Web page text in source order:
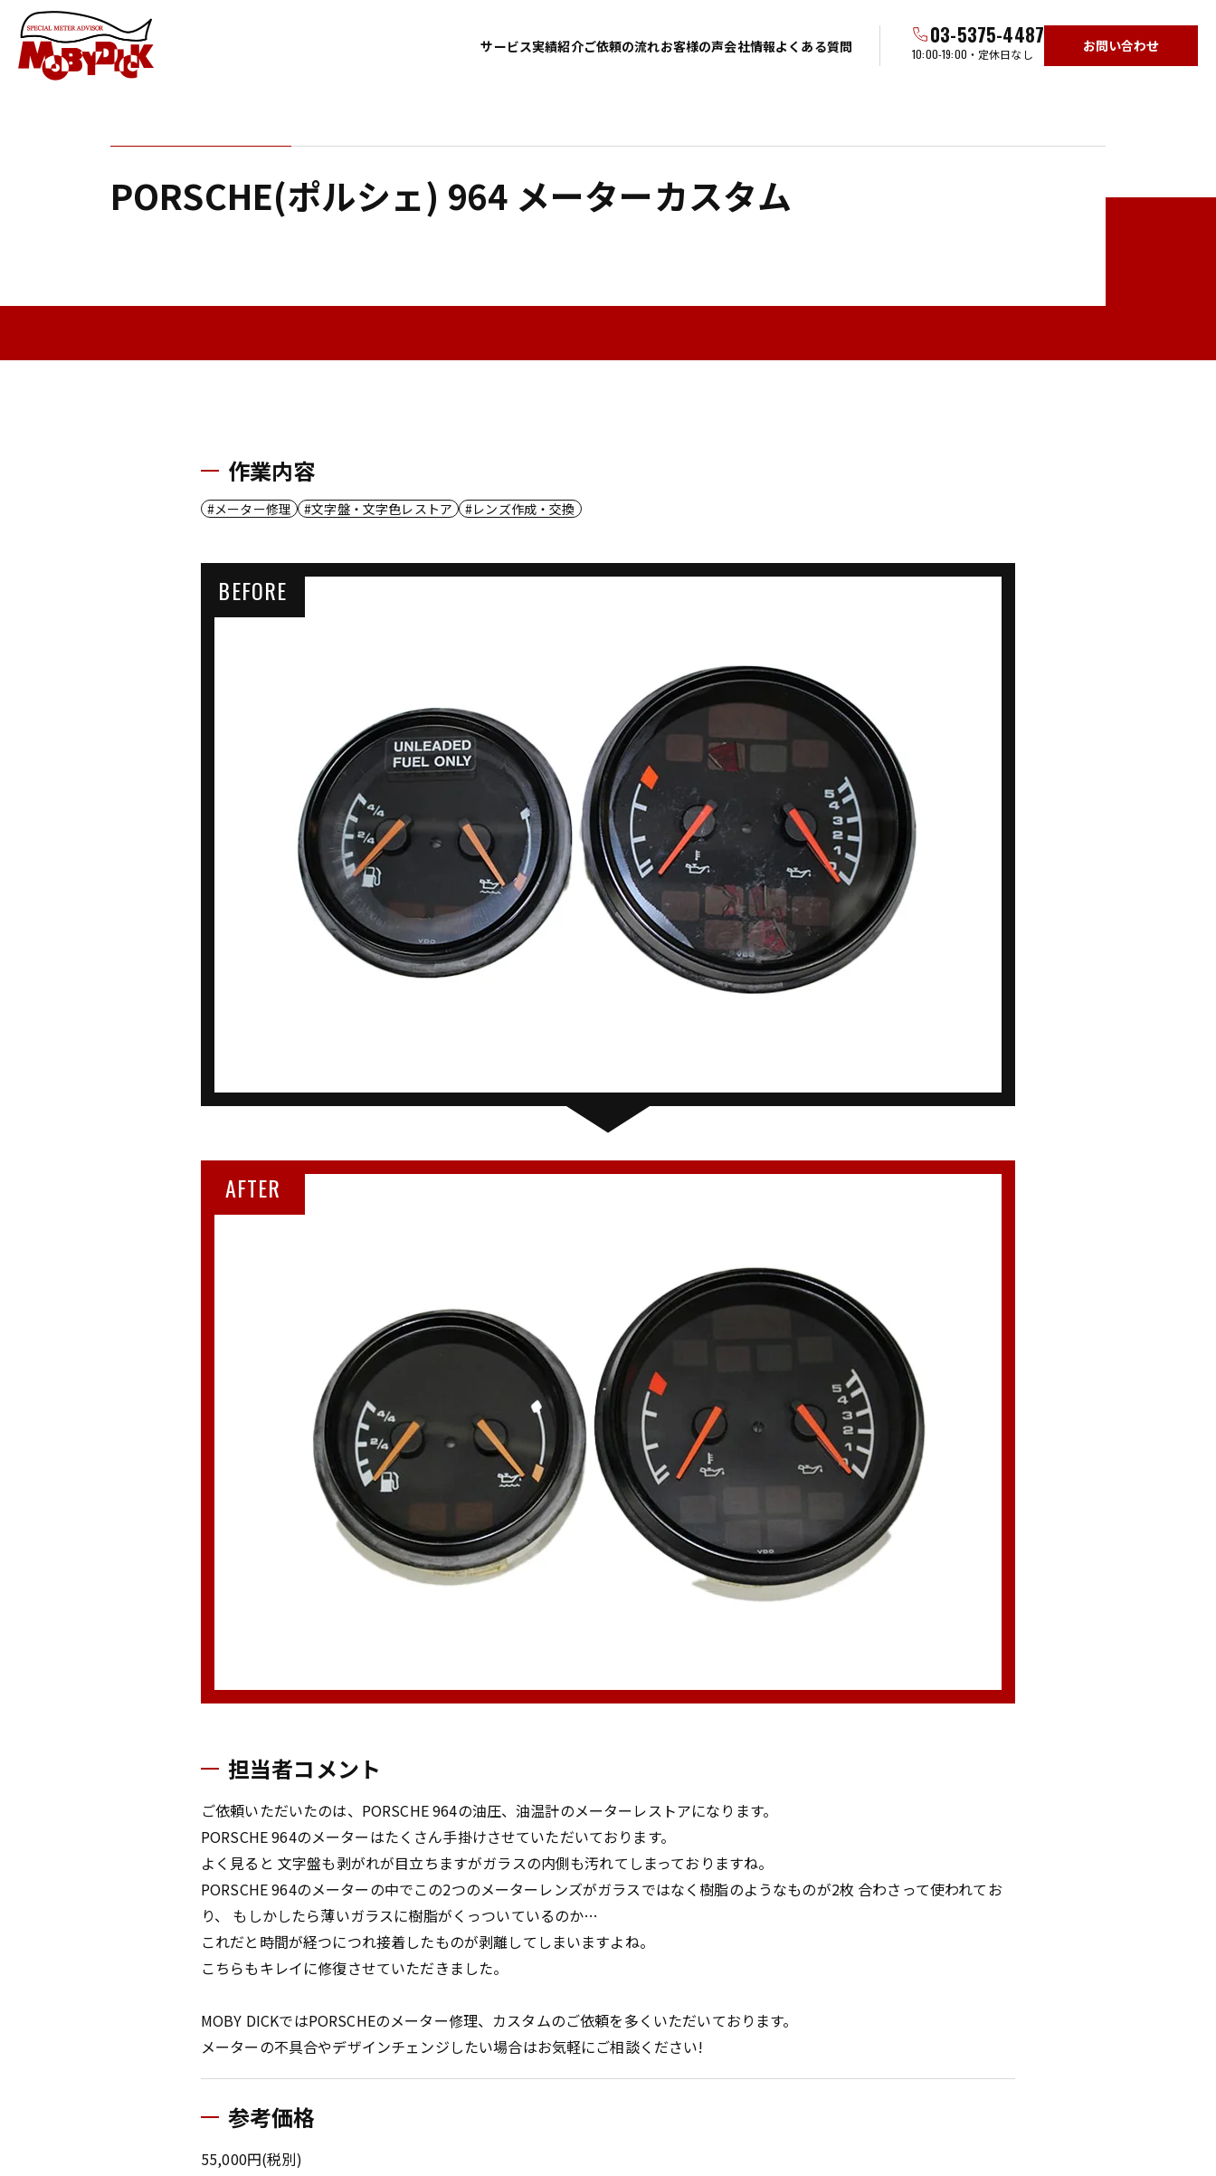
サービス実績紹介ご依頼の流れお客様の声会社情報よくある質問 03-5375-4487
10:00-19:00 ・定休日なし お問い合わせ
PORSCHE(ポルシェ) 964 メーターカスタム
作業内容
メーター修理 文字盤・文字色レストア レンズ作成・交換
担当者コメント
ご依頼いただいたのは、PORSCHE 964の油圧、油温計のメーターレストアになります。
PORSCHE 964のメーターはたくさん手掛けさせていただいております。
よく見ると 文字盤も剥がれが目立ちますがガラスの内側も汚れてしまっておりますね。
PORSCHE 964のメーターの中でこの2つのメーターレンズがガラスではなく樹脂のようなものが2枚 合わさって使われてお
り、 もしかしたら薄いガラスに樹脂がくっついているのか…
これだと時間が経つにつれ接着したものが剥離してしまいますよね。
こちらもキレイに修復させていただきました。
MOBY DICKではPORSCHEのメーター修理、カスタムのご依頼を多くいただいております。
メーターの不具合やデザインチェンジしたい場合はお気軽にご相談ください!
参考価格
55,000円(税別)